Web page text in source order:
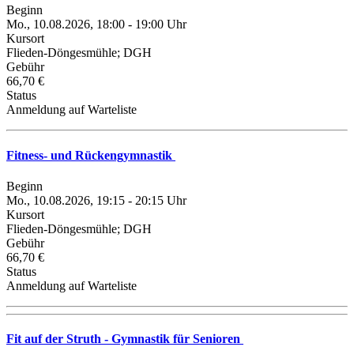
Beginn
Mo., 10.08.2026, 18:00 - 19:00 Uhr
Kursort
Flieden-Döngesmühle; DGH
Gebühr
66,70 €
Status
Anmeldung auf Warteliste
Fitness- und Rückengymnastik
Beginn
Mo., 10.08.2026, 19:15 - 20:15 Uhr
Kursort
Flieden-Döngesmühle; DGH
Gebühr
66,70 €
Status
Anmeldung auf Warteliste
Fit auf der Struth - Gymnastik für Senioren